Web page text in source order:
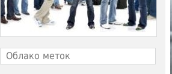
Облако меток